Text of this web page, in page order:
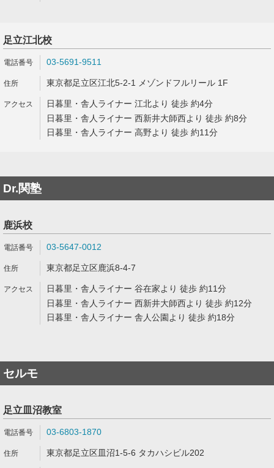
足立江北校
03-5691-9511
東京都足立区江北5-2-1 メゾンドフルリール 1F
日暮里・舎人ライナー 江北より 徒歩 約4分
日暮里・舎人ライナー 西新井大師西より 徒歩 約8分
日暮里・舎人ライナー 高野より 徒歩 約11分
Dr.関塾
鹿浜校
03-5647-0012
東京都足立区鹿浜8-4-7
日暮里・舎人ライナー 谷在家より 徒歩 約11分
日暮里・舎人ライナー 西新井大師西より 徒歩 約12分
日暮里・舎人ライナー 舎人公園より 徒歩 約18分
セルモ
足立皿沼教室
03-6803-1870
東京都足立区皿沼1-5-6 タカハシビル202